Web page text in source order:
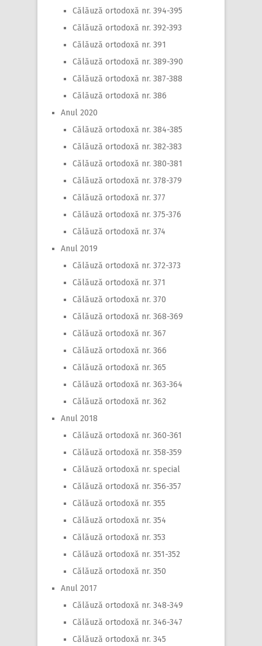
Călăuză ortodoxă nr. 394-395
Călăuză ortodoxă nr. 392-393
Călăuză ortodoxă nr. 391
Călăuză ortodoxă nr. 389-390
Călăuză ortodoxă nr. 387-388
Călăuză ortodoxă nr. 386
Anul 2020
Călăuză ortodoxă nr. 384-385
Călăuză ortodoxă nr. 382-383
Călăuză ortodoxă nr. 380-381
Călăuză ortodoxă nr. 378-379
Călăuză ortodoxă nr. 377
Călăuză ortodoxă nr. 375-376
Călăuză ortodoxă nr. 374
Anul 2019
Călăuză ortodoxă nr. 372-373
Călăuză ortodoxă nr. 371
Călăuză ortodoxă nr. 370
Călăuză ortodoxă nr. 368-369
Călăuză ortodoxă nr. 367
Călăuză ortodoxă nr. 366
Călăuză ortodoxă nr. 365
Călăuză ortodoxă nr. 363-364
Călăuză ortodoxă nr. 362
Anul 2018
Călăuză ortodoxă nr. 360-361
Călăuză ortodoxă nr. 358-359
Călăuză ortodoxă nr. special
Călăuză ortodoxă nr. 356-357
Călăuză ortodoxă nr. 355
Călăuză ortodoxă nr. 354
Călăuză ortodoxă nr. 353
Călăuză ortodoxă nr. 351-352
Călăuză ortodoxă nr. 350
Anul 2017
Călăuză ortodoxă nr. 348-349
Călăuză ortodoxă nr. 346-347
Călăuză ortodoxă nr. 345